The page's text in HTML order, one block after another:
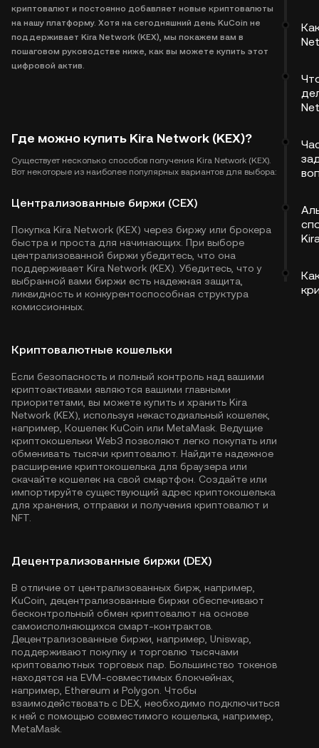
криптовалют и постоянно добавляет новые криптовалюты
на нашу платформу. Хотя на сегодняшний день KuCoin не
поддерживает Kira Network (KEX), мы покажем вам в
пошаговом руководстве ниже, как вы можете купить этот
цифровой актив.
Где можно купить Kira Network (KEX)?
Существует несколько способов получения Kira Network (KEX).
Вот некоторые из наиболее популярных вариантов для выбора:
Централизованные биржи (CEX)
Покупка Kira Network (KEX) через биржу или брокера
быстра и проста для начинающих. При выборе
централизованной биржи убедитесь, что она
поддерживает Kira Network (KEX). Убедитесь, что у
выбранной вами биржи есть надежная защита,
ликвидность и конкурентоспособная структура
комиссионных.
Криптовалютные кошельки
Если безопасность и полный контроль над вашими
криптоактивами являются вашими главными
приоритетами, вы можете купить и хранить Kira
Network (KEX), используя некастодиальный кошелек,
например, Кошелек KuCoin или MetaMask. Ведущие
криптокошельки Web3 позволяют легко покупать или
обменивать тысячи криптовалют. Найдите надежное
расширение криптокошелька для браузера или
скачайте кошелек на свой смартфон. Создайте или
импортируйте существующий адрес криптокошелька
для хранения, отправки и получения криптовалют и
NFT.
Децентрализованные биржи (DEX)
В отличие от централизованных бирж, например,
KuCoin, децентрализованные биржи обеспечивают
бесконтрольный обмен криптовалют на основе
самоисполняющихся смарт-контрактов.
Децентрализованные биржи, например, Uniswap,
поддерживают покупку и торговлю тысячами
криптовалютных торговых пар. Большинство токенов
находятся на EVM-совместимых блокчейнах,
например, Ethereum и Polygon . Чтобы
взаимодействовать с DEX, необходимо подключиться
к ней с помощью совместимого кошелька, например,
MetaMask.